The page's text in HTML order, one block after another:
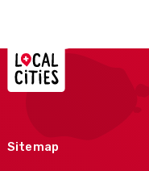
Localcities
Sitemap